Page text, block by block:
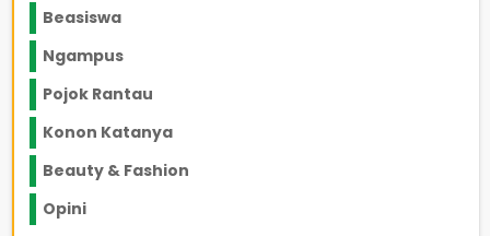
Beasiswa
Ngampus
Pojok Rantau
Konon Katanya
Beauty & Fashion
Opini